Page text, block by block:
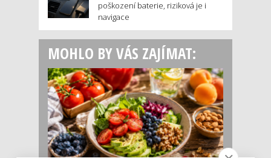
poškození baterie, riziková je i
navigace
MOHLO BY VÁS ZAJÍMAT: